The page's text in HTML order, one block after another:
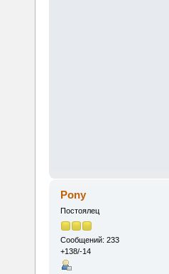
Pony
Постоялец
Сообщений: 233
+138/-14